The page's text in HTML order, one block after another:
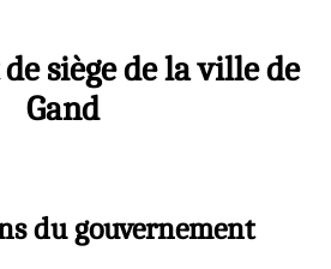
siège de la ville de
Gand
du gouvernement